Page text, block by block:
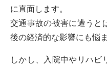
に直面します。
交通事故の被害に遭うと
後の経済的な影響にも悩
しかし、入院中やリハビ